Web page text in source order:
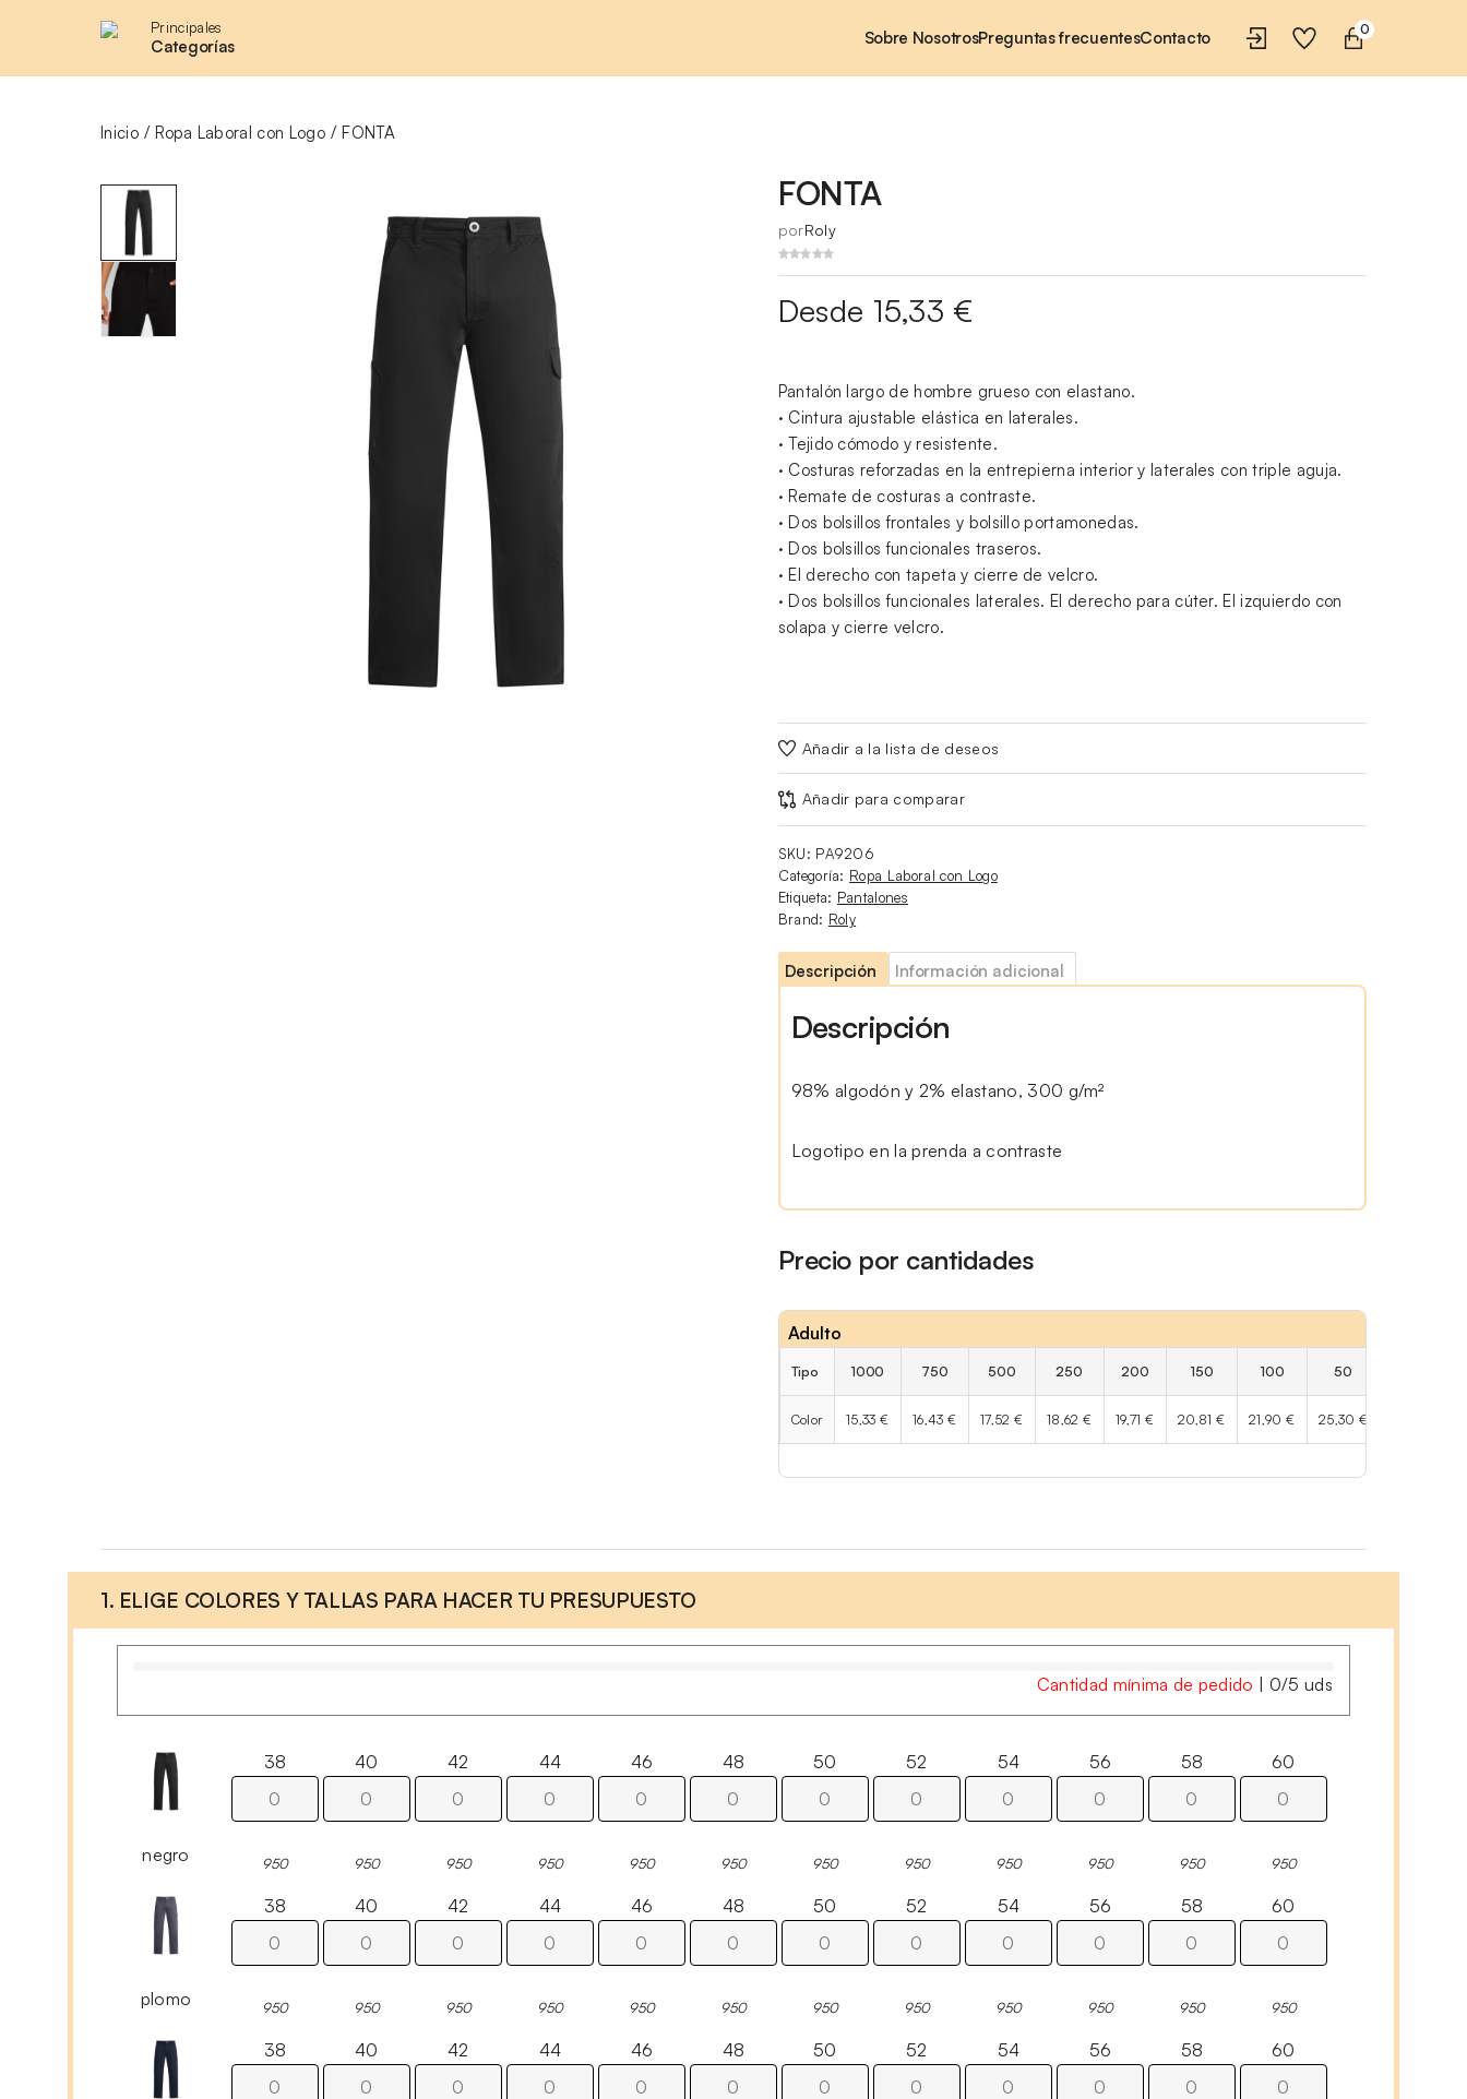
Principales
Categorías Sobre NosotrosPreguntas frecuentesContacto 0
Inicio Ropa Laboral con Logo FONTA
FONTA
porRoly
Desde 15,33 €
Pantalón largo de hombre grueso con elastano.
· Cintura ajustable elástica en laterales.
· Tejido cómodo y resistente.
· Costuras reforzadas en la entrepierna interior y laterales con triple aguja.
· Remate de costuras a contraste.
· Dos bolsillos frontales y bolsillo portamonedas.
· Dos bolsillos funcionales traseros.
· El derecho con tapeta y cierre de velcro.
· Dos bolsillos funcionales laterales. El derecho para cúter. El izquierdo con
solapa y cierre velcro.
Añadir a la lista de deseos
Añadir para comparar
SKU: PA9206
Categoría: Ropa Laboral con Logo
Etiqueta: Pantalones
Brand: Roly
Descripción Información adicional
Descripción
98% algodón y 2% elastano, 300 g/m²
Logotipo en la prenda a contraste
Precio por cantidades
Adulto
Tipo 1000 750 500 250 200 150 100 50
Color 15,33 € 16,43 € 17,52 € 18,62 € 19,71 € 20,81 € 21,90 € 25,30 €
1. ELIGE COLORES Y TALLAS PARA HACER TU PRESUPUESTO
Cantidad mínima de pedido | 0/5 uds
negro
38
950
40
950
42
950
44
950
46
950
48
950
50
950
52
950
54
950
56
950
58
950
60
950
plomo
38
950
40
950
42
950
44
950
46
950
48
950
50
950
52
950
54
950
56
950
58
950
60
950
38 40 42 44 46 48 50 52 54 56 58 60